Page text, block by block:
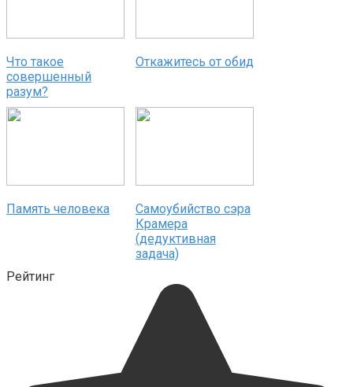
Что такое
совершенный
разум?
Откажитесь от обид
Память человека
Самоубийство сэра
Крамера
(дедуктивная
задача)
Рейтинг